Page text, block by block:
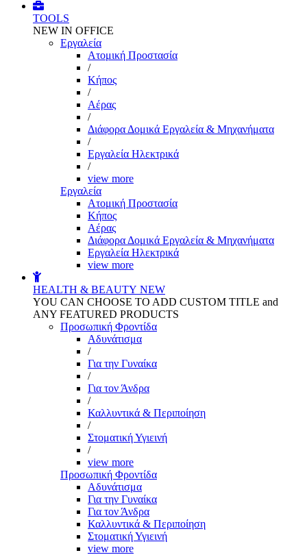
TOOLS
NEW IN OFFICE
Εργαλεία
Aτομική Προστασία
/
Kήπος
/
Αέρας
/
Διάφορα Δομικά Εργαλεία & Μηχανήματα
/
Εργαλεία Ηλεκτρικά
/
view more
Εργαλεία
Aτομική Προστασία
Kήπος
Αέρας
Διάφορα Δομικά Εργαλεία & Μηχανήματα
Εργαλεία Ηλεκτρικά
view more
HEALTH & BEAUTY NEW
YOU CAN CHOOSE TO ADD CUSTOM TITLE and
ANY FEATURED PRODUCTS
Προσωπική Φροντίδα
Αδυνάτισμα
/
Για την Γυναίκα
/
Για τον Άνδρα
/
Καλλυντικά & Περιποίηση
/
Στοματική Υγιεινή
/
view more
Προσωπική Φροντίδα
Αδυνάτισμα
Για την Γυναίκα
Για τον Άνδρα
Καλλυντικά & Περιποίηση
Στοματική Υγιεινή
view more